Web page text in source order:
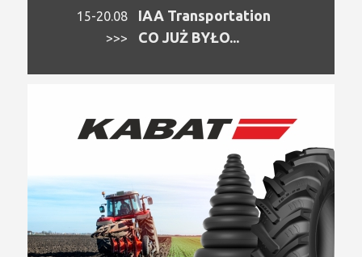
15-20.08 IAA Transportation
>>> CO JUŻ BYŁO...